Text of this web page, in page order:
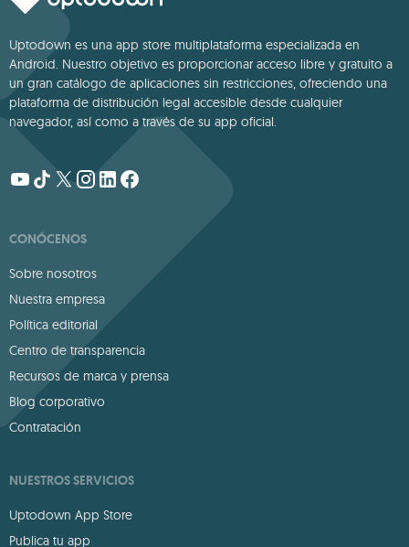
Uptodown es una app store multiplataforma especializada en
Android. Nuestro objetivo es proporcionar acceso libre y gratuito a
un gran catálogo de aplicaciones sin restricciones, ofreciendo una
plataforma de distribución legal accesible desde cualquier
navegador, así como a través de su app oficial.
CONÓCENOS
Sobre nosotros
Nuestra empresa
Política editorial
Centro de transparencia
Recursos de marca y prensa
Blog corporativo
Contratación
NUESTROS SERVICIOS
Uptodown App Store
Publica tu app